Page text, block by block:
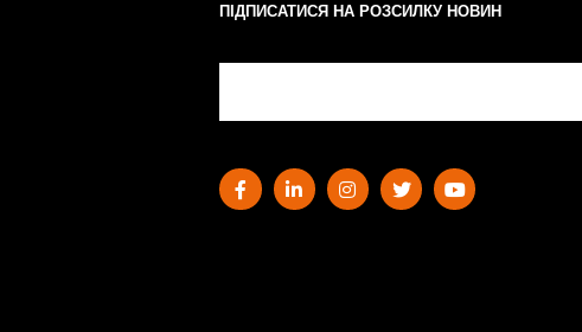
ПІДПИСАТИСЯ НА РОЗСИЛКУ НОВИН